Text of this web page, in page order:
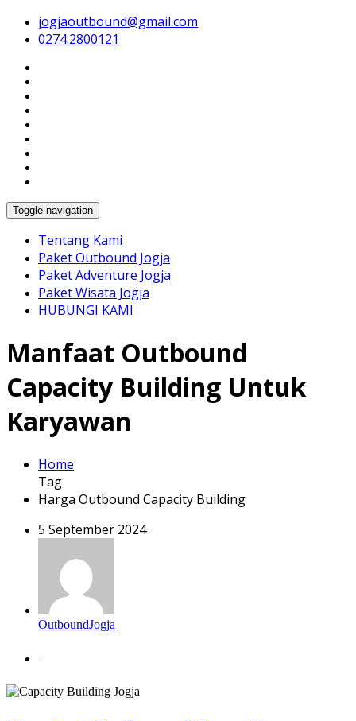
Paket Outbound Jogja &
Tempat Outbound di Jogja :
Jogja Outbound
Harga Paket Wisata Outbound Jogja Murah, Tempat
Arung Jeram, Lava Tour & Team Building di Yogyakarta
jogjaoutbound@gmail.com
0274.2800121
Toggle navigation
Tentang Kami
Paket Outbound Jogja
Paket Adventure Jogja
Paket Wisata Jogja
HUBUNGI KAMI
Manfaat Outbound
Capacity Building Untuk
Karyawan
Home
Tag
Harga Outbound Capacity Building
5 September 2024
OutboundJogja
-